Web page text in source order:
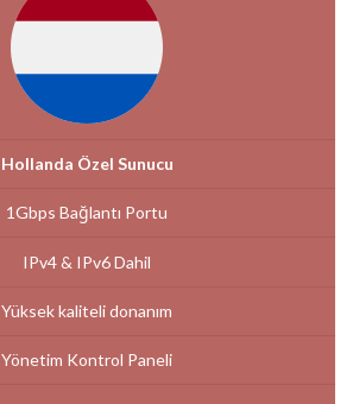
Hollanda Özel Sunucu
1Gbps Bağlantı Portu
IPv4 & IPv6 Dahil
Yüksek kaliteli donanım
Yönetim Kontrol Paneli